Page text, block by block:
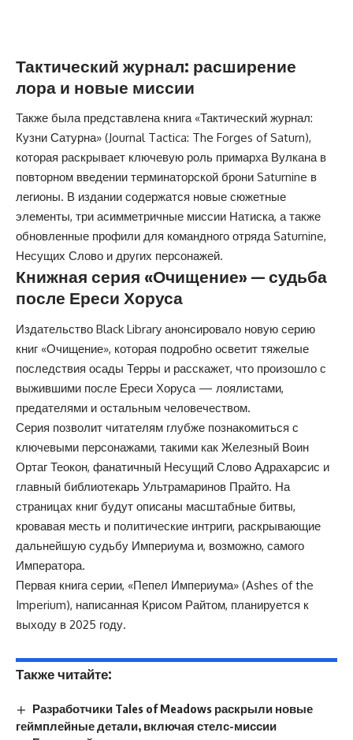
Тактический журнал: расширение
лора и новые миссии
Также была представлена книга «Тактический журнал:
Кузни Сатурна» (Journal Tactica: The Forges of Saturn),
которая раскрывает ключевую роль примарха Вулкана в
повторном введении терминаторской брони Saturnine в
легионы. В издании содержатся новые сюжетные
элементы, три асимметричные миссии Натиска, а также
обновленные профили для командного отряда Saturnine,
Несущих Слово и других персонажей.
Книжная серия «Очищение» — судьба
после Ереси Хоруса
Издательство Black Library анонсировало новую серию
книг «Очищение», которая подробно осветит тяжелые
последствия осады Терры и расскажет, что произошло с
выжившими после Ереси Хоруса — лоялистами,
предателями и остальным человечеством.
Серия позволит читателям глубже познакомиться с
ключевыми персонажами, такими как Железный Воин
Ортаг Теокон, фанатичный Несущий Слово Адрахарсис и
главный библиотекарь Ультрамаринов Прайто. На
страницах книг будут описаны масштабные битвы,
кровавая месть и политические интриги, раскрывающие
дальнейшую судьбу Империума и, возможно, самого
Императора.
Первая книга серии, «Пепел Империума» (Ashes of the
Imperium), написанная Крисом Райтом, планируется к
выходу в 2025 году.
Также читайте:
Разработчики Tales of Meadows раскрыли новые
геймплейные детали, включая стелс-миссии